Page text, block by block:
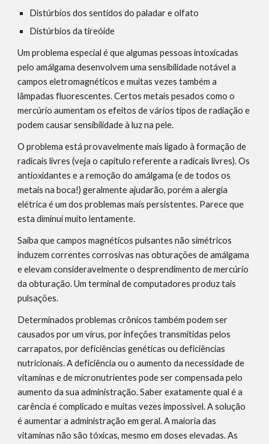
Distúrbios dos sentidos do paladar e olfato
Distúrbios da tireóide
Um problema especial é que algumas pessoas intoxicadas
pelo amálgama desenvolvem uma sensibilidade notável a
campos eletromagnéticos e muitas vezes também a
lâmpadas fluorescentes. Certos metais pesados como o
mercúrio aumentam os efeitos de vários tipos de radiação e
podem causar sensibilidade à luz na pele.
O problema está provavelmente mais ligado à formação de
radicais livres (veja o capítulo referente a radicais livres). Os
antioxidantes e a remoção do amálgama (e de todos os
metais na boca!) geralmente ajudarão, porém a alergia
elétrica é um dos problemas mais persistentes. Parece que
esta diminui muito lentamente.
Saiba que campos magnéticos pulsantes não simétricos
induzem correntes corrosivas nas obturações de amálgama
e elevam consideravelmente o desprendimento de mercúrio
da obturação. Um terminal de computadores produz tais
pulsações.
Determinados problemas crônicos também podem ser
causados por um vírus, por infeções transmitidas pelos
carrapatos, por deficiências genéticas ou deficiências
nutricionais. A deficiência ou o aumento da necessidade de
vitaminas e de micronutrientes pode ser compensada pelo
aumento da sua administração. Saber exatamente qual é a
carência é complicado e muitas vezes impossível. A solução
é aumentar a administração em geral. A maioria das
vitaminas não são tóxicas, mesmo em doses elevadas. As